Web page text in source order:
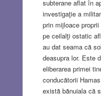
subterane aflat în
investigaţie a
prin mijloace
pe ceilalţi ostatic
au dat seama că
deasupra lor. Este
eliberarea primei
conducătorii
există bănuiala că